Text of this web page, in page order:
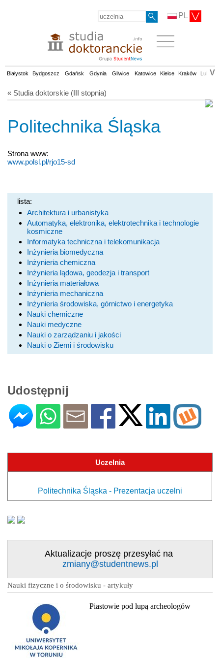
PL
Białystok Bydgoszcz Gdańsk Gdynia Gliwice Katowice Kielce Kraków Lublin
V
« Studia doktorskie (III stopnia)
Politechnika Śląska
Strona www:
www.polsl.pl/rjo15-sd
lista:
Architektura i urbanistyka
Automatyka, elektronika, elektrotechnika i technologie
kosmiczne
Informatyka techniczna i telekomunikacja
Inżynieria biomedyczna
Inżynieria chemiczna
Inżynieria lądowa, geodezja i transport
Inżynieria materiałowa
Inżynieria mechaniczna
Inżynieria środowiska, górnictwo i energetyka
Nauki chemiczne
Nauki medyczne
Nauki o zarządzaniu i jakości
Nauki o Ziemi i środowisku
Udostępnij
Uczelnia
Politechnika Śląska - Prezentacja uczelni
Aktualizacje proszę przesyłać na
zmiany@studentnews.pl
Nauki fizyczne i o środowisku - artykuły
Piastowie pod lupą archeologów